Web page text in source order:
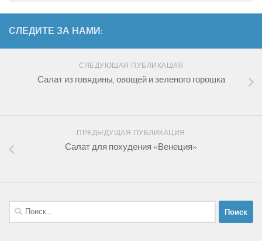
СЛЕДИТЕ ЗА НАМИ:
СЛЕДУЮЩАЯ ПУБЛИКАЦИЯ
Салат из говядины, овощей и зеленого горошка
ПРЕДЫДУЩАЯ ПУБЛИКАЦИЯ
Салат для похудения «Венеция»
Найти: